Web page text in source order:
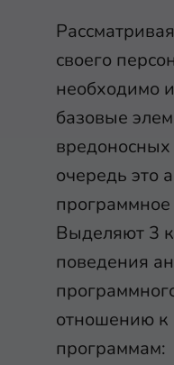
своего
необходимо
базовые
очередь это
программное
Выделяют 3
поведения
отношению
программам: